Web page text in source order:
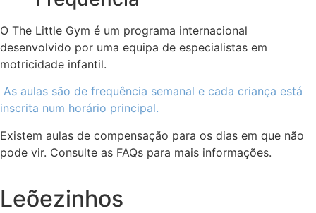
O The Little Gym é um programa internacional
desenvolvido por uma equipa de especialistas em
motricidade infantil.
As aulas são de frequência semanal e cada criança está
inscrita num horário principal.
Existem aulas de compensação para os dias em que não
pode vir. Consulte as FAQs para mais informações.
Leõezinhos